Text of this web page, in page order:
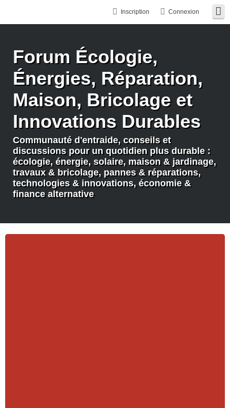
Connexion
Inscription
Forum Écologie,
Énergies, Réparation,
Maison, Bricolage et
Innovations Durables
Communauté d'entraide, conseils et
discussions pour un quotidien plus durable :
écologie, énergie, solaire, maison & jardinage,
travaux & bricolage, pannes & réparations,
technologies & innovations, économie &
finance alternative